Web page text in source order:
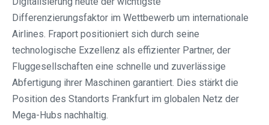
Differenzierungsfaktor im Wettbewerb um internationale
Airlines. Fraport positioniert sich durch seine
technologische Exzellenz als effizienter Partner, der
Fluggesellschaften eine schnelle und zuverlässige
Abfertigung ihrer Maschinen garantiert. Dies stärkt die
Position des Standorts Frankfurt im globalen Netz der
Mega-Hubs nachhaltig.